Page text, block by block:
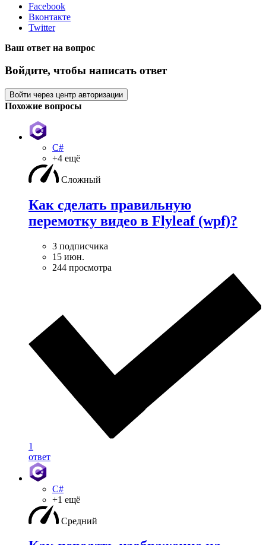
Facebook
Вконтакте
Twitter
Ваш ответ на вопрос
Войдите, чтобы написать ответ
Войти через центр авторизации
Похожие вопросы
C#
+4 ещё
Сложный
Как сделать правильную
перемотку видео в Flyleaf (wpf)?
3 подписчика
15 июн.
244 просмотра
1
ответ
C#
+1 ещё
Средний